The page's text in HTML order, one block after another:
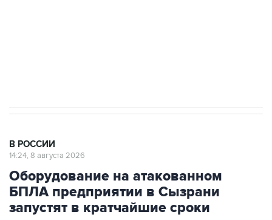
В РОССИИ
14:24, 8 августа 2026
Оборудование на атакованном
БПЛА предприятии в Сызрани
запустят в кратчайшие сроки